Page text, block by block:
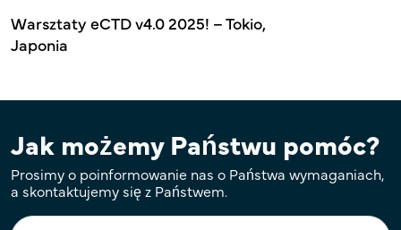
Warsztaty eCTD v4.0 2025! – Tokio,
Japonia
Jak możemy Państwu pomóc?
Prosimy o poinformowanie nas o Państwa wymaganiach,
a skontaktujemy się z Państwem.